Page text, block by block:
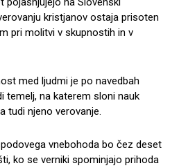
kristjanov ostaja prisoten
pri molitvi v skupnostih in v
med ljudmi je po navedbah
na katerem sloni nauk
tudi njeno verovanje.
vnebohoda bo čez deset
ko se verniki spominjajo prihoda